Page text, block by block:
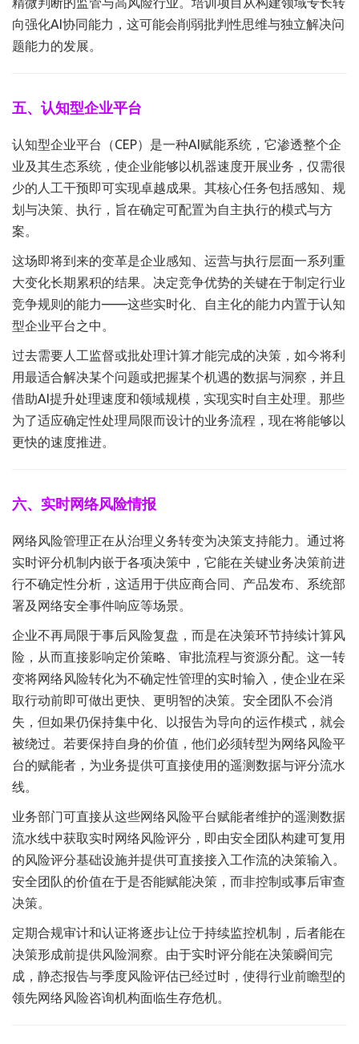
向强化AI协同能力，这可能会削弱批判性思维与独立解决问
题能力的发展。
五、认知型企业平台
认知型企业平台（CEP）是一种AI赋能系统，它渗透整个企
业及其生态系统，使企业能够以机器速度开展业务，仅需很
少的人工干预即可实现卓越成果。其核心任务包括感知、规
划与决策、执行，旨在确定可配置为自主执行的模式与方
案。
这场即将到来的变革是企业感知、运营与执行层面一系列重
大变化长期累积的结果。决定竞争优势的关键在于‌制定行业
竞争规则的能力‌——这些实时化、自主化的能力内置于认知
型企业平台之中。
过去需要人工监督或批处理计算才能完成的决策，如今将利
用最适合解决某个问题或把握某个机遇的数据与洞察，并且
借助AI提升处理速度和领域规模，实现实时自主处理。那些
为了适应确定性处理局限而设计的业务流程，现在将能够以
更快的速度推进。
六、实时网络风险情报
网络风险管理正在从治理义务转变为决策支持能力。通过将
实时评分机制内嵌于各项决策中，它能在关键业务决策前进
行不确定性分析，这适用于供应商合同、产品发布、系统部
署及网络安全事件响应等场景。
企业不再局限于事后风险复盘，而是在决策环节持续计算风
险，从而直接影响定价策略、审批流程与资源分配。这一转
变将网络风险转化为不确定性管理的实时输入，使企业在采
取行动前即可做出更快、更明智的决策。安全团队不会消
失，但如果仍保持集中化、以报告为导向的运作模式，就会
被绕过。若要保持自身的价值，他们必须转型为网络风险平
台的赋能者，为业务提供可直接使用的遥测数据与评分流水
线。
业务部门可直接从这些网络风险平台赋能者维护的遥测数据
流水线中获取实时网络风险评分，即由安全团队构建可复用
的风险评分基础设施并提供可直接接入工作流的决策输入。
安全团队的价值在于是否能赋能决策，而非控制或事后审查
决策。
定期合规审计和认证将逐步让位于持续监控机制，后者能在
决策形成前提供风险洞察。由于实时评分能在决策瞬间完
成，静态报告与季度风险评估已经过时，使得行业前瞻型的
领先网络风险咨询机构面临生存危机。